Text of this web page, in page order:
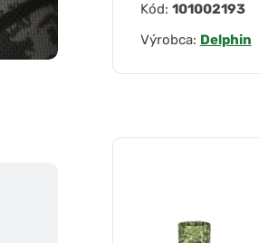
Kód: 101002193
Výrobca: Delphin